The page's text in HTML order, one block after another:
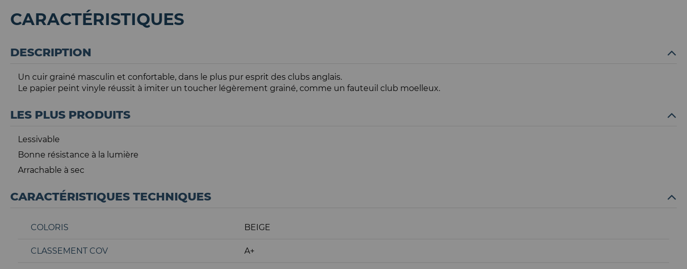
CARACTÉRISTIQUES
DESCRIPTION
Un cuir grainé masculin et confortable, dans le plus pur esprit des clubs anglais.
Le papier peint vinyle réussit à imiter un toucher légèrement grainé, comme un fauteuil club moelleux.
LES PLUS PRODUITS
Lessivable
Bonne résistance à la lumière
Arrachable à sec
CARACTÉRISTIQUES TECHNIQUES
COLORIS BEIGE
CLASSEMENT COV A+